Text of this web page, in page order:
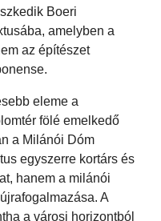
Boeri
amelyben a
az építészet
eleme a
fölé emelkedő
a Milánói Dóm
egyszerre kortárs és
hanem a milánói
A
a városi horizontból